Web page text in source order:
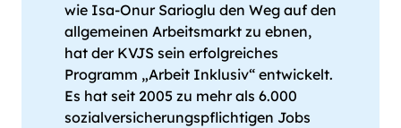
wie Isa-Onur Sarioglu den Weg auf den
allgemeinen Arbeitsmarkt zu ebnen,
hat der KVJS sein erfolgreiches
Programm „Arbeit Inklusiv“ entwickelt.
Es hat seit 2005 zu mehr als 6.000
sozialversicherungspflichtigen Jobs